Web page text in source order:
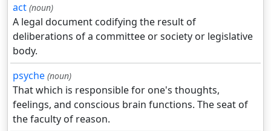
act (noun)
A legal document codifying the result of
deliberations of a committee or society or legislative
body.
psyche (noun)
That which is responsible for one's thoughts,
feelings, and conscious brain functions. The seat of
the faculty of reason.